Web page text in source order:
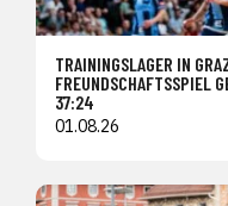
TRAININGSLAGER IN
FREUNDSCHAFTSSPIEL
37:24
01.08.26